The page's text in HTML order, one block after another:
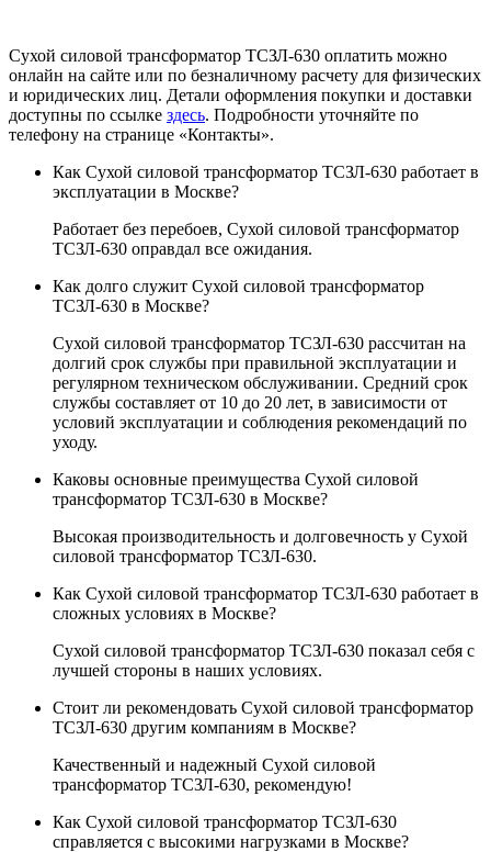
Сухой силовой трансформатор ТСЗЛ-630 оплатить можно
онлайн на сайте или по безналичному расчету для физических
и юридических лиц. Детали оформления покупки и доставки
доступны по ссылке здесь. Подробности уточняйте по
телефону на странице «Контакты».
Как Сухой силовой трансформатор ТСЗЛ-630 работает в
эксплуатации в Москве?
Работает без перебоев, Сухой силовой трансформатор
ТСЗЛ-630 оправдал все ожидания.
Как долго служит Сухой силовой трансформатор
ТСЗЛ-630 в Москве?
Сухой силовой трансформатор ТСЗЛ-630 рассчитан на
долгий срок службы при правильной эксплуатации и
регулярном техническом обслуживании. Средний срок
службы составляет от 10 до 20 лет, в зависимости от
условий эксплуатации и соблюдения рекомендаций по
уходу.
Каковы основные преимущества Сухой силовой
трансформатор ТСЗЛ-630 в Москве?
Высокая производительность и долговечность у Сухой
силовой трансформатор ТСЗЛ-630.
Как Сухой силовой трансформатор ТСЗЛ-630 работает в
сложных условиях в Москве?
Сухой силовой трансформатор ТСЗЛ-630 показал себя с
лучшей стороны в наших условиях.
Стоит ли рекомендовать Сухой силовой трансформатор
ТСЗЛ-630 другим компаниям в Москве?
Качественный и надежный Сухой силовой
трансформатор ТСЗЛ-630, рекомендую!
Как Сухой силовой трансформатор ТСЗЛ-630
справляется с высокими нагрузками в Москве?